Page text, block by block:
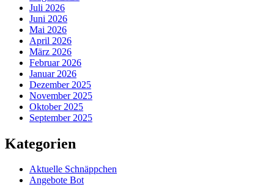
Juli 2026
Juni 2026
Mai 2026
April 2026
März 2026
Februar 2026
Januar 2026
Dezember 2025
November 2025
Oktober 2025
September 2025
Kategorien
Aktuelle Schnäppchen
Angebote Bot